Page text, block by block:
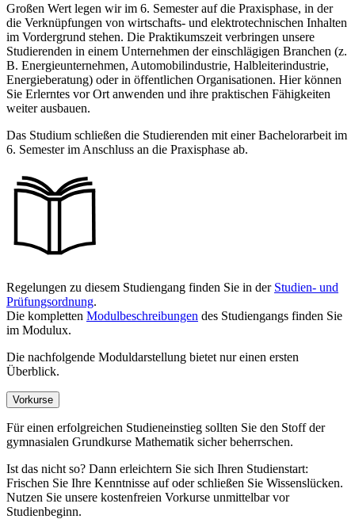
Großen Wert legen wir im 6. Semester auf die Praxisphase, in der
die Verknüpfungen von wirtschafts- und elektrotechnischen Inhalten
im Vordergrund stehen. Die Praktikumszeit verbringen unsere
Studierenden in einem Unternehmen der einschlägigen Branchen (z.
B. Energieunternehmen, Automobilindustrie, Halbleiterindustrie,
Energieberatung) oder in öffentlichen Organisationen. Hier können
Sie Erlerntes vor Ort anwenden und ihre praktischen Fähigkeiten
weiter ausbauen.
Das Studium schließen die Studierenden mit einer Bachelorarbeit im
6. Semester im Anschluss an die Praxisphase ab.
Regelungen zu diesem Studiengang finden Sie in der Studien- und
Prüfungsordnung.
Die kompletten Modulbeschreibungen des Studiengangs finden Sie
im Modulux.
Die nachfolgende Moduldarstellung bietet nur einen ersten
Überblick.
Vorkurse
Für einen erfolgreichen Studieneinstieg sollten Sie den Stoff der
gymnasialen Grundkurse Mathematik sicher beherrschen.
Ist das nicht so? Dann erleichtern Sie sich Ihren Studienstart:
Frischen Sie Ihre Kenntnisse auf oder schließen Sie Wissenslücken.
Nutzen Sie unsere kostenfreien Vorkurse unmittelbar vor
Studienbeginn.